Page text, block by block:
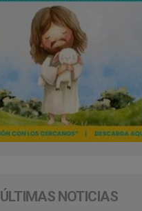
ÚLTIMAS NOTICIAS